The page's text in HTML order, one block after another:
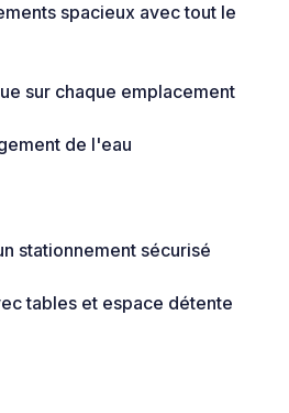
spacieux avec tout le
sur chaque emplacement
de l'eau
stationnement sécurisé
tables et espace détente